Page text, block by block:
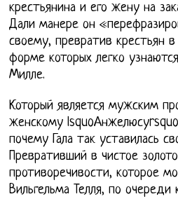
крестьянина и его жену на
Дали манере он
своему, превратив крестьян в
форме которых легко
Милле.
Который является мужским
женскому
почему Гала так уставилась
Превративший в чистое
противоречивости, которое
Вильгельма Телля, по очереди